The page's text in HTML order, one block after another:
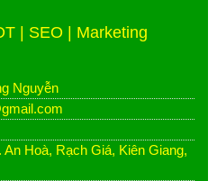
| SEO | Marketing
Nguyễn
Hoà, Rạch Giá, Kiên Giang,